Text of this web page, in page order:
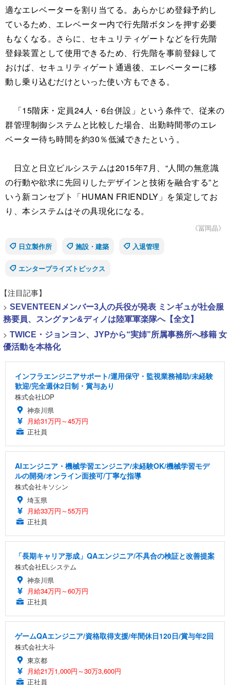
適なエレベーターを割り当てる。あらかじめ登録予約し
ているため、エレベーター内で行先階ボタンを押す必要
もなくなる。さらに、セキュリティゲートなどを行先階
登録装置として使用できるため、行先階を事前登録して
おけば、セキュリティゲート通過後、エレベーターに移
動し乗り込むだけといった使い方もできる。
「15階床・定員24人・6台併設」という条件で、従来の
群管理制御システムと比較した場合、出勤時間帯のエレ
ベーター待ち時間を約30％低減できたという。
日立と日立ビルシステムは2015年7月、“人間の無意識
の行動や欲求に先回りしたデザインと技術を融合する”と
いう新コンセプト「HUMAN FRIENDLY」を策定してお
り、本システムはその具現化になる。
《冨岡晶》
日立製作所
施設・建築 入退管理
エンタープライズトピックス
【注目記事】
> SEVENTEENメンバー3人の兵役が発表 ミンギュが社会服
務要員、スングァン&ディノは陸軍軍楽隊へ【全文】
> TWICE・ジョンヨン、JYPから“実姉”所属事務所へ移籍 女
優活動を本格化
インフラエンジニアサポート/運用保守・監視業務補助/未経験
歓迎/完全週休2日制・賞与あり
株式会社LOP
神奈川県
月給31万円～45万円
正社員
AIエンジニア・機械学習エンジニア/未経験OK/機械学習モデ
ルの開発/オンライン面接可/丁寧な指導
株式会社キソシン
埼玉県
月給33万円～55万円
正社員
「長期キャリア形成」QAエンジニア/不具合の検証と改善提案
株式会社ELシステム
神奈川県
月給34万円～60万円
正社員
ゲームQAエンジニア/資格取得支援/年間休日120日/賞与年2回
株式会社大斗
東京都
月給21万1,000円～30万3,600円
正社員